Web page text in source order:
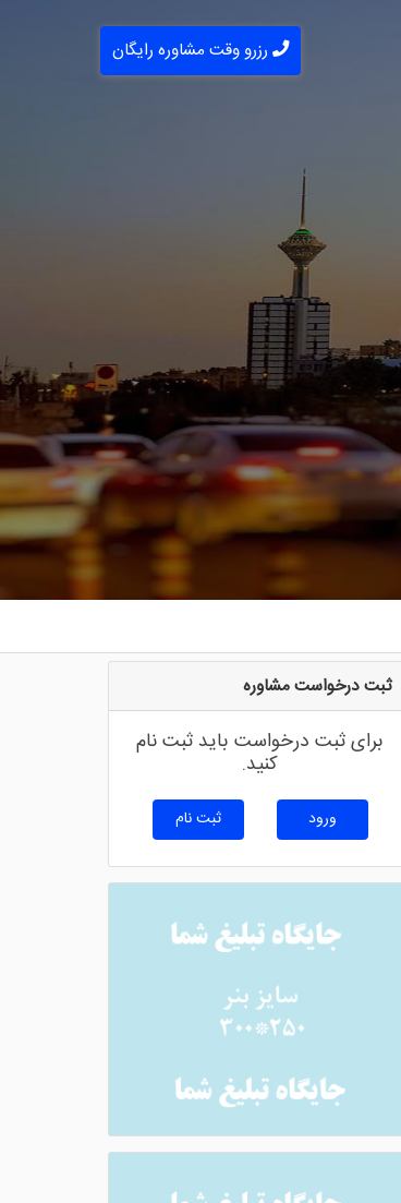
رزرو وقت مشاوره رایگان
ثبت درخواست مشاوره
برای ثبت درخواست باید ثبت نام
کنید.
ورود ثبت نام